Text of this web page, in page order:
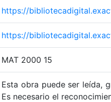
https://
https://
MAT 2000 15
Esta obra puede ser leída,
Es necesario el